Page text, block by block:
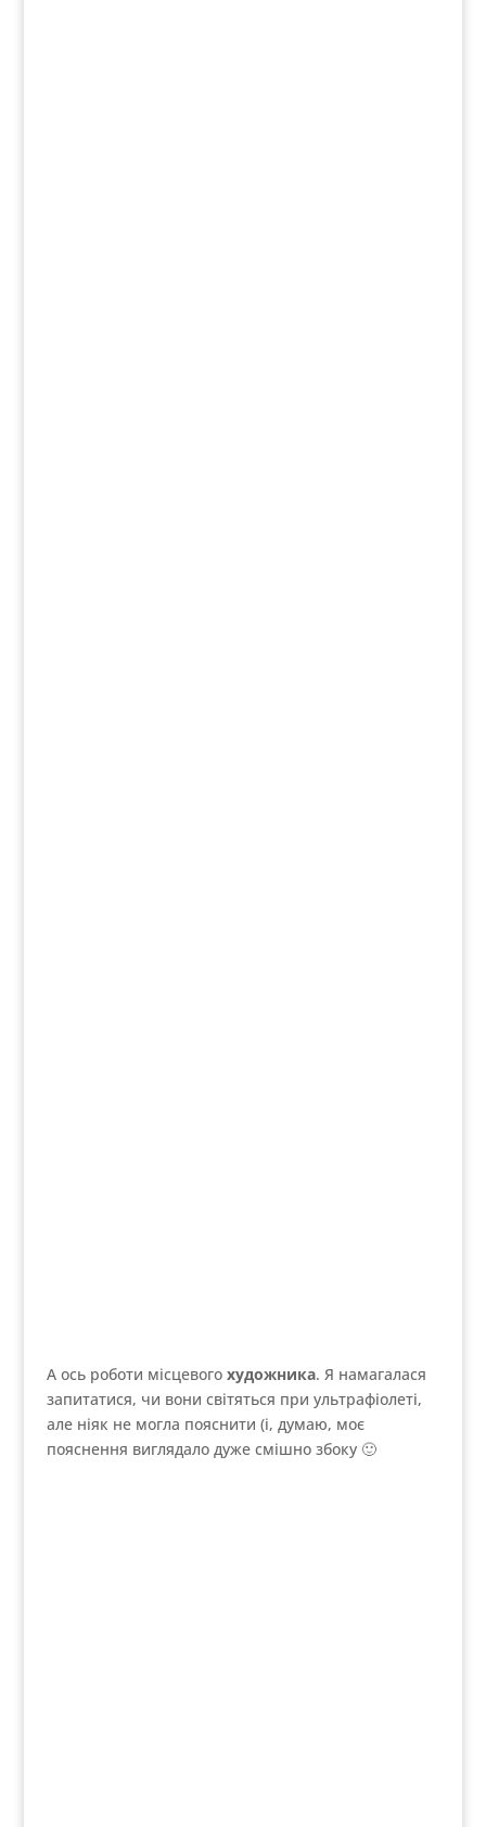
А ось роботи місцевогохудожника. Я намагалася
запитатися, чи вони світяться при ультрафіолеті,
але ніяк не могла пояснити (і, думаю, моє
пояснення виглядало дуже смішно збоку 🙂